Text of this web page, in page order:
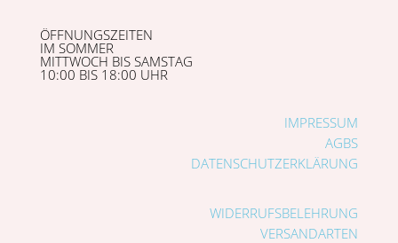
ÖFFNUNGSZEITEN
IM SOMMER
MITTWOCH BIS SAMSTAG
10:00 BIS 18:00 UHR
IMPRESSUM
AGBS
DATENSCHUTZERKLÄRUNG
WIDERRUFSBELEHRUNG
VERSANDARTEN